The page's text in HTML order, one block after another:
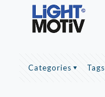
Categories Tags